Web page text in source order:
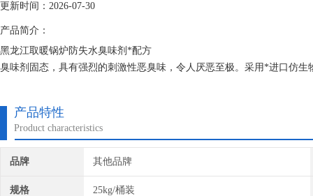
更新时间：2026-07-30
产品简介：
黑龙江取暖锅炉防失水臭味剂*配方
臭味剂固态，具有强烈的刺激性恶臭味，令人厌恶至极。采用*进口仿
产品特性
Product characteristics
品牌 其他品牌
规格 25kg/桶装